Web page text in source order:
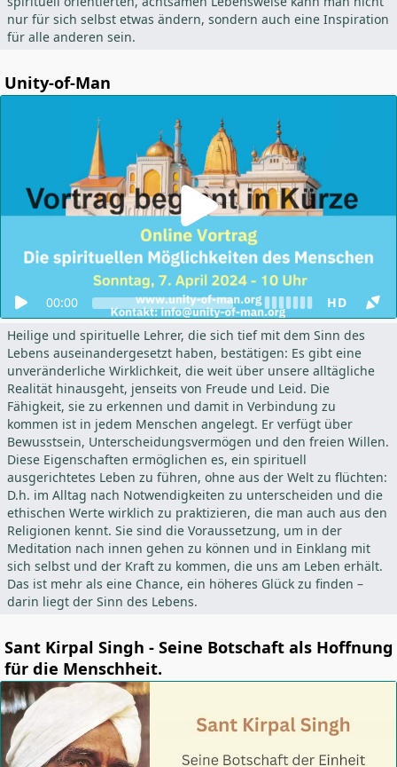
nur für sich selbst etwas ändern, sondern auch eine Inspiration
für alle anderen sein.
Unity-of-Man
00:00
HD
Heilige und spirituelle Lehrer, die sich tief mit dem Sinn des
Lebens auseinandergesetzt haben, bestätigen: Es gibt eine
unveränderliche Wirklichkeit, die weit über unsere alltägliche
Realität hinausgeht, jenseits von Freude und Leid. Die
Fähigkeit, sie zu erkennen und damit in Verbindung zu
kommen ist in jedem Menschen angelegt. Er verfügt über
Bewusstsein, Unterscheidungsvermögen und den freien Willen.
Diese Eigenschaften ermöglichen es, ein spirituell
ausgerichtetes Leben zu führen, ohne aus der Welt zu flüchten:
D.h. im Alltag nach Notwendigkeiten zu unterscheiden und die
ethischen Werte wirklich zu praktizieren, die man auch aus den
Religionen kennt. Sie sind die Voraussetzung, um in der
Meditation nach innen gehen zu können und in Einklang mit
sich selbst und der Kraft zu kommen, die uns am Leben erhält.
Das ist mehr als eine Chance, ein höheres Glück zu finden –
darin liegt der Sinn des Lebens.
Sant Kirpal Singh - Seine Botschaft als Hoffnung
für die Menschheit.